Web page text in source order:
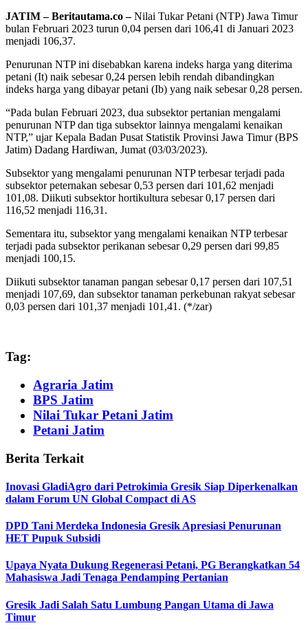
JATIM – Beritautama.co –Nilai Tukar Petani (NTP) Jawa Timur
bulan Februari 2023 turun 0,04 persen dari 106,41 di Januari 2023
menjadi 106,37.
Penurunan NTP ini disebabkan karena indeks harga yang diterima
petani (It) naik sebesar 0,24 persen lebih rendah dibandingkan
indeks harga yang dibayar petani (Ib) yang naik sebesar 0,28 persen.
“Pada bulan Februari 2023, dua subsektor pertanian mengalami
penurunan NTP dan tiga subsektor lainnya mengalami kenaikan
NTP,” ujar Kepala Badan Pusat Statistik Provinsi Jawa Timur (BPS
Jatim) Dadang Hardiwan, Jumat (03/03/2023).
Subsektor yang mengalami penurunan NTP terbesar terjadi pada
subsektor peternakan sebesar 0,53 persen dari 101,62 menjadi
101,08. Diikuti subsektor hortikultura sebesar 0,17 persen dari
116,52 menjadi 116,31.
Sementara itu, subsektor yang mengalami kenaikan NTP terbesar
terjadi pada subsektor perikanan sebesar 0,29 persen dari 99,85
menjadi 100,15.
Diikuti subsektor tanaman pangan sebesar 0,17 persen dari 107,51
menjadi 107,69, dan subsektor tanaman perkebunan rakyat sebesar
0,03 persen dari 101,37 menjadi 101,41. (*/zar)
Tag:
Agraria Jatim
BPS Jatim
Nilai Tukar Petani Jatim
Petani Jatim
Berita Terkait
Inovasi GladiAgro dari Petrokimia Gresik Siap Diperkenalkan
dalam Forum UN Global Compact di AS
DPD Tani Merdeka Indonesia Gresik Apresiasi Penurunan
HET Pupuk Subsidi
Upaya Nyata Dukung Regenerasi Petani, PG Berangkatkan 54
Mahasiswa Jadi Tenaga Pendamping Pertanian
Gresik Jadi Salah Satu Lumbung Pangan Utama di Jawa
Timur